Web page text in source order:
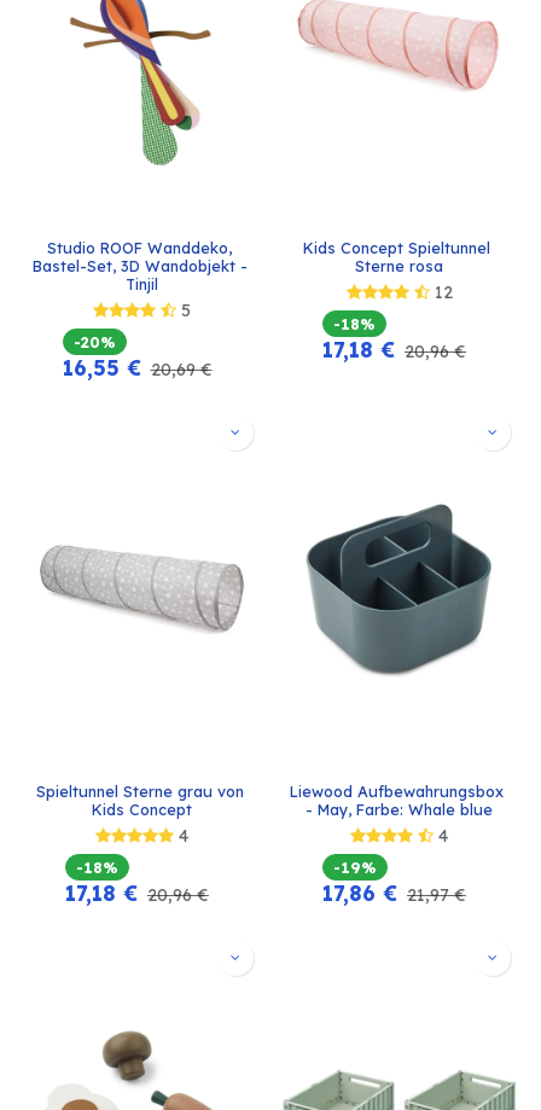
Studio ROOF Wanddeko,
Bastel-Set, 3D Wandobjekt -
Tinjil
5
-20%
16,55 € 20,69€
Kids Concept Spieltunnel
Sterne rosa
12
-18%
17,18 € 20,96€
Spieltunnel Sterne grau von
Kids Concept
4
-18%
17,18 € 20,96€
Liewood Aufbewahrungsbox
- May, Farbe: Whale blue
4
-19%
17,86 € 21,97€